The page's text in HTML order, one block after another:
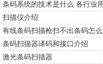
条码系统的技术是什么 各行业
扫描仪介绍
有线条码扫描枪扫不出条码怎
条码扫描器译码和接口介绍
激光条码扫描器